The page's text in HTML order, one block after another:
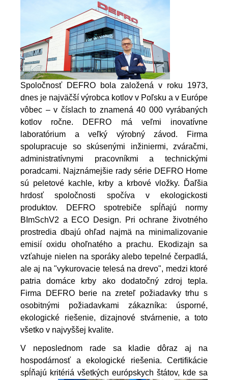
Spoločnosť DEFRO bola založená v roku 1973,
dnes je najväčší výrobca kotlov v Poľsku a v Európe
vôbec – v číslach to znamená 40 000 vyrábaných
kotlov ročne. DEFRO má veľmi inovatívne
laboratórium a veľký výrobný závod. Firma
spolupracuje so skúsenými inžiniermi, zváračmi,
administratívnymi pracovníkmi a technickými
poradcami. Najznámejšie rady série DEFRO Home
sú peletové kachle, krby a krbové vložky. Ďaľšia
hrdosť spoločnosti spočíva v ekologickosti
produktov. DEFRO spotrebiče spĺňajú normy
BImSchV2 a ECO Design. Pri ochrane životného
prostredia dbajú ohľad najmä na minimalizovanie
emisií oxidu ohoľnatého a prachu. Ekodizajn sa
vzťahuje nielen na sporáky alebo tepelné čerpadlá,
ale aj na "vykurovacie telesá na drevo", medzi ktoré
patria domáce krby ako dodatočný zdroj tepla.
Firma DEFRO berie na zreteľ požiadavky trhu s
osobitnými požiadavkami zákazníka: úsporné,
ekologické riešenie, dizajnové stvárnenie, a toto
všetko v najvyššej kvalite.
V neposlednom rade sa kladie dôraz aj na
hospodárnosť a ekologické riešenia. Certifikácie
spĺňajú kritériá všetkých európskych štátov, kde sa